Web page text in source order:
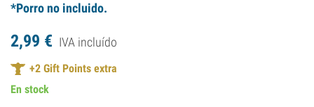
*Porro no incluido.
2,99 € IVA incluído
+2 Gift Points extra
En stock